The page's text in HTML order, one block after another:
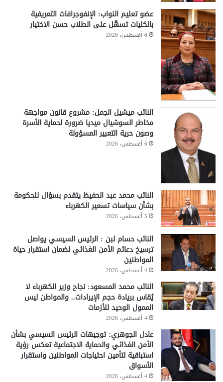
عضو تعليم النواب: الإنفوجرافات التعريفية
بالكليات تسهّل على الطلاب حسن الاختيار
6 أغسطس، 2026
النائب ميشيل الجمل: مشروع قانون مواجهة
مخاطر السوشيال ميديا ضرورة لحماية الأسرة
وصون حرية التعبير المسؤولة
6 أغسطس، 2026
النائب محمد عبد الحفيظ يتقدم بسؤال للحكومة
بشأن سياسات تسعير الكهرباء
5 أغسطس، 2026
النائب حسام لبن : الرئيس السيسي يواصل
ترسيخ دعائم الأمن الغذائي لضمان استقرار حياة
المواطنين
4 أغسطس، 2026
النائب محمد المسعود: نجاح وزير الكهرباء لا
يُقاس بريادة حجم الإيرادات.. والمواطن ليس
الممول الوحيد للأزمات
4 أغسطس، 2026
عادل الجوهري: توجيهات الرئيس السيسي بشأن
الأمن الغذائي والحماية الاجتماعية تعكس رؤية
استباقية لتأمين احتياجات المواطنين واستقرار
الأسواق
4 أغسطس، 2026